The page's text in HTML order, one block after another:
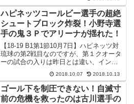
決して完璧ではありません。でも、だか
らこそ価値がある一勝。第3Qに大きく崩
れても、第4Qは21-...
ハピネッツコールビー選手の超絶
シュートブロック炸裂！小野寺選
手の鬼３Ｐでアリーナが揺れた！
【18-19 B1第1節10月7日】ハピネッツ対
琉球の第2戦目なのですが、第１クオータ
ーの試合の入りは昨日とは違い、インサ
イドを上手く使って責めていたのは修正
できたと思います。中でも圧巻はコール
ビー選手のブロックショットです。まる
でバレーボ...
2018.10.07 2018.10.13
ゴール下を制圧できない！自滅寸
前の危機を救ったのは古川選手の